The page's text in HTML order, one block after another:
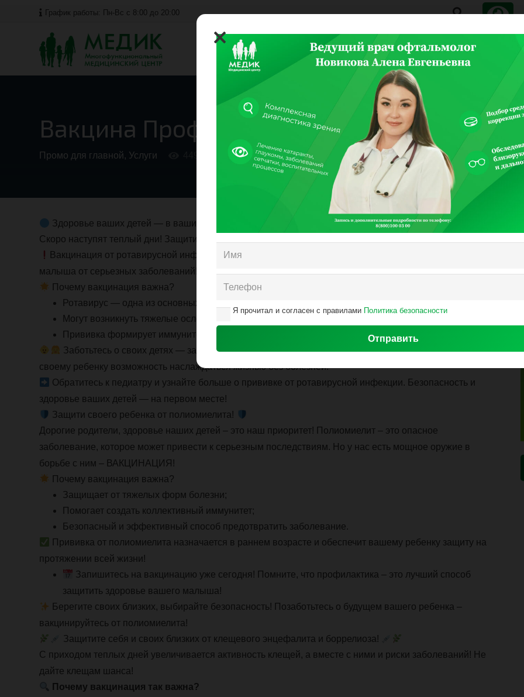
График работы: Пн-Вс с 8:00 до 20:00
Главная Врачи Услуги Направления Цены
Вакцина Профилактика
Промо для главной, Услуги
Здоровье ваших детей — в ваших руках!
Скоро наступят теплый дни! Защити себя и детей от опасности!
Вакцинация от ротавирусной инфекции — это надежная защита, которая может спасти вашего
малыша от серьезных заболеваний!
Почему вакцинация важна?
Ротавирус — одна из основных причин диареи у детей до 5 лет.
Могут возникнуть тяжелые осложнения и обезвоживание.
Прививка формирует иммунитет и помогает избежать болезни.
Заботьтесь о своих детях — защитите их здоровье!
Проведите вакцинацию вовремя и дайте
своему ребенку возможность наслаждаться жизнью без болезней!
Обратитесь к педиатру и узнайте больше о прививке от ротавирусной инфекции. Безопасность и
здоровье ваших детей — на первом месте!
Защити своего ребенка от полиомиелита!
Дорогие родители, здоровье наших детей – это наш приоритет! Полиомиелит – это опасное
заболевание, которое может привести к серьезным последствиям. Но у нас есть мощное оружие в
борьбе с ним – ВАКЦИНАЦИЯ!
Почему вакцинация важна?
Защищает от тяжелых форм болезни;
Помогает создать коллективный иммунитет;
Безопасный и эффективный способ предотвратить заболевание.
Прививка от полиомиелита назначается в раннем возрасте и обеспечит вашему ребенку защиту на
протяжении всей жизни!
Запишитесь на вакцинацию уже сегодня! Помните, что профилактика – это лучший способ
защитить здоровье вашего малыша!
Берегите своих близких, выбирайте безопасность! Позаботьтесь о будущем вашего ребенка –
вакцинируйтесь от полиомиелита!
Защитите себя и своих близких от клещевого энцефалита и боррелиоза!
С приходом теплых дней увеличивается активность клещей, а вместе с ними и риски заболеваний! Не
дайте клещам шанса!
Почему вакцинация так важна?
Я прочитал и согласен с правилами Политика безопасности